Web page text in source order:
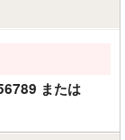
または